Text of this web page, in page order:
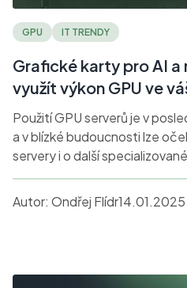
GPU IT TRENDY
Grafické karty pro AI a
využít výkon GPU ve
Použití GPU serverů je v
a v blízké budoucnosti lze
servery i o další
Autor: Ondřej Flídr14.01.2025